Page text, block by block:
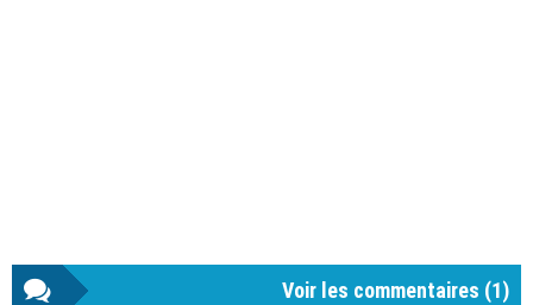
Voir les commentaires (1)